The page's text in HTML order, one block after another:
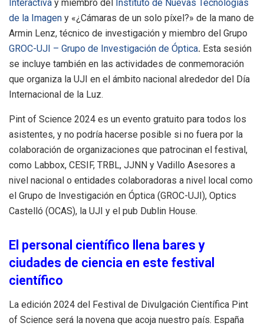
Interactiva y miembro del Instituto de Nuevas Tecnologías
de la Imagen y «¿Cámaras de un solo píxel?» de la mano de
Armin Lenz, técnico de investigación y miembro del Grupo
GROC-UJI – Grupo de Investigación de Óptica. Esta sesión
se incluye también en las actividades de conmemoración
que organiza la UJI en el ámbito nacional alrededor del Día
Internacional de la Luz.
Pint of Science 2024 es un evento gratuito para todos los
asistentes, y no podría hacerse posible si no fuera por la
colaboración de organizaciones que patrocinan el festival,
como Labbox, CESIF, TRBL, JJNN y Vadillo Asesores a
nivel nacional o entidades colaboradoras a nivel local como
el Grupo de Investigación en Óptica (GROC-UJI), Optics
Castelló (OCAS), la UJI y el pub Dublin House.
El personal científico llena bares y
ciudades de ciencia en este festival
científico
La edición 2024 del Festival de Divulgación Científica Pint
of Science será la novena que acoja nuestro país. España